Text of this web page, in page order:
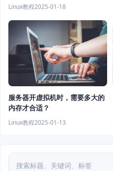
Linux教程2025-01-18
服务器开虚拟机时，需要多大的
内存才合适？
Linux教程2025-01-13